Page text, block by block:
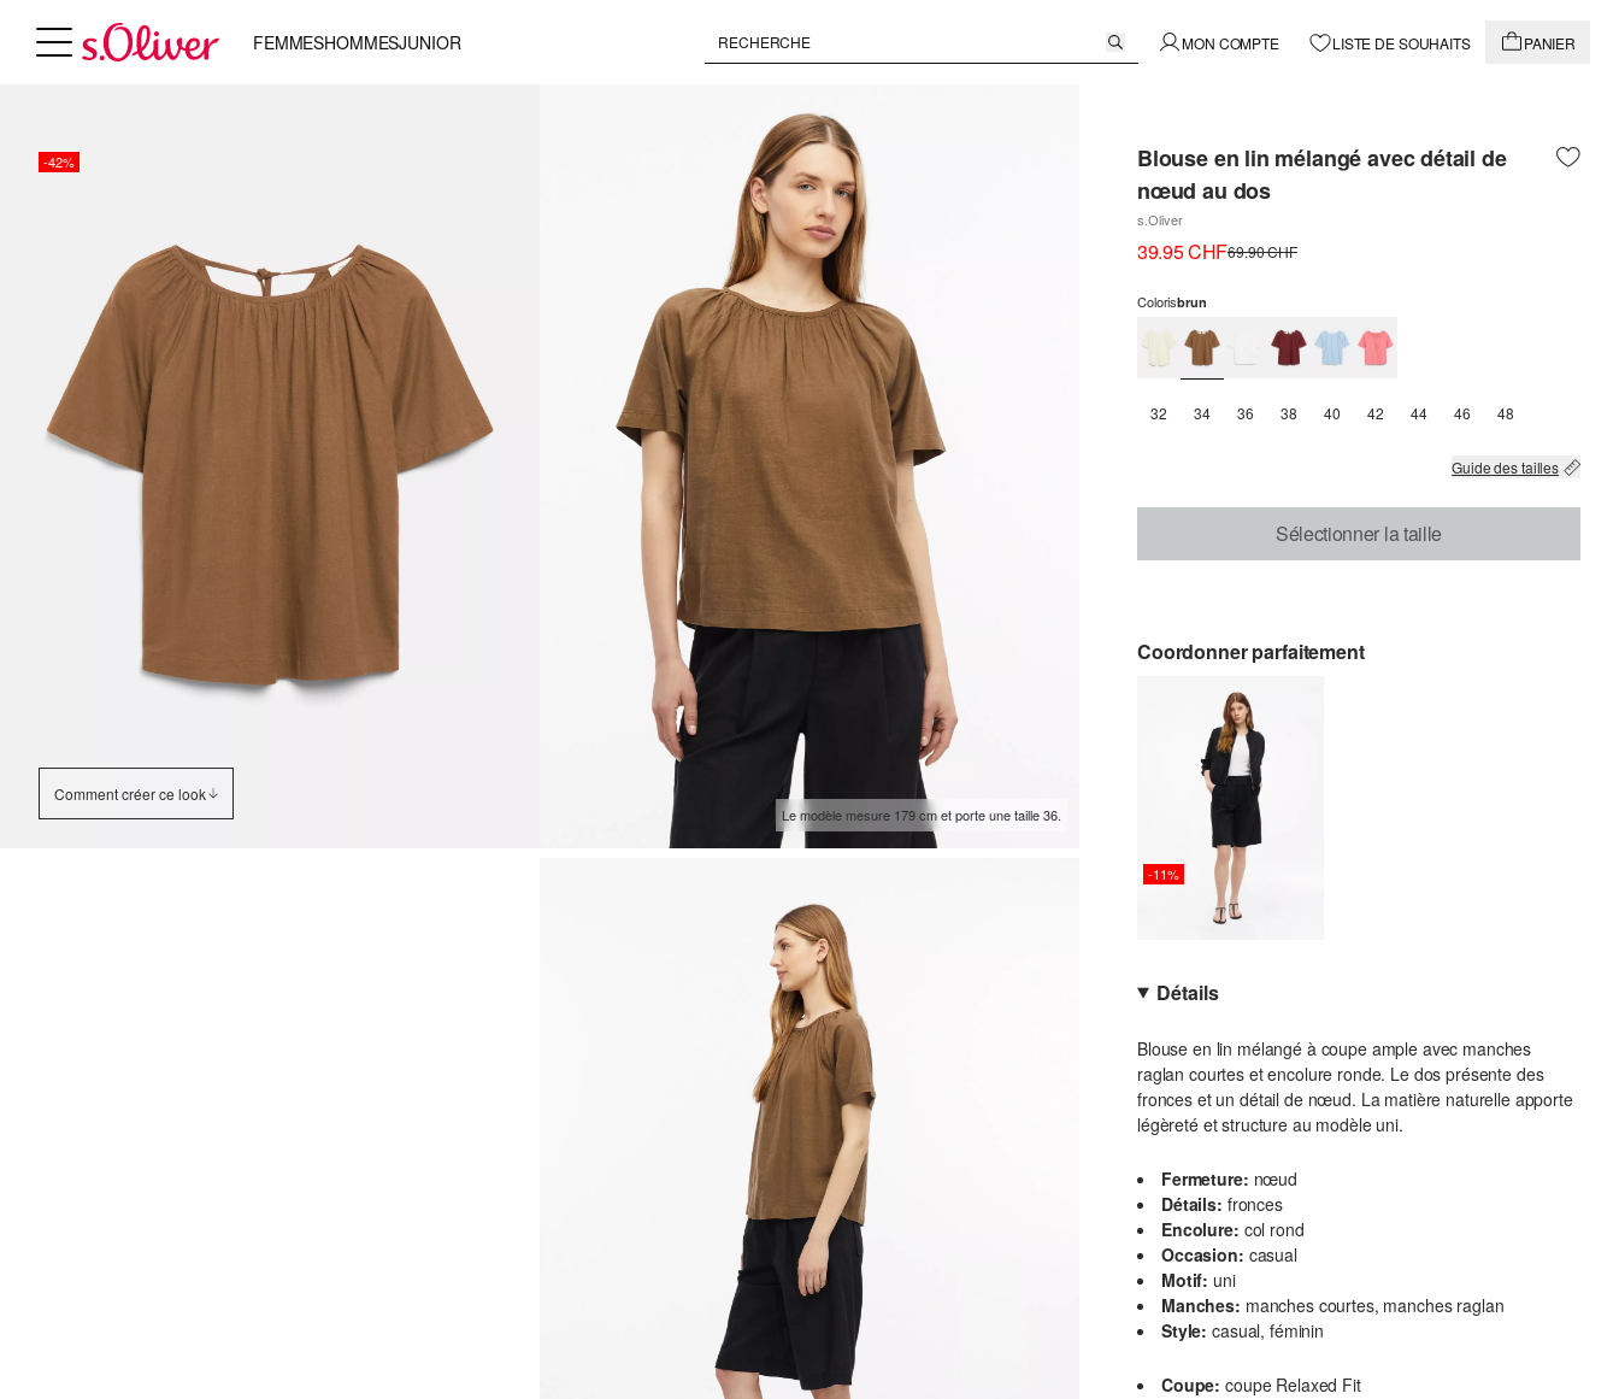
FEMMESHOMMESJUNIOR MON COMPTE LISTE DE SOUHAITS PANIER
-42%
Comment créer ce look
Le modèle mesure 179 cm et porte une taille 36.
Blouse en lin mélangé avec détail de
nœud au dos
s.Oliver
39.95 CHF69.90 CHF
Colorisbrun
32 34 36 38 40 42 44 46 48
Guide des tailles
Sélectionner la taille
Coordonner parfaitement
-11%
Détails
Blouse en lin mélangé à coupe ample avec manches
raglan courtes et encolure ronde. Le dos présente des
fronces et un détail de nœud. La matière naturelle apporte
légèreté et structure au modèle uni.
Fermeture: nœud
Détails: fronces
Encolure: col rond
Occasion: casual
Motif: uni
Manches: manches courtes, manches raglan
Style: casual, féminin
Coupe: coupe Relaxed Fit